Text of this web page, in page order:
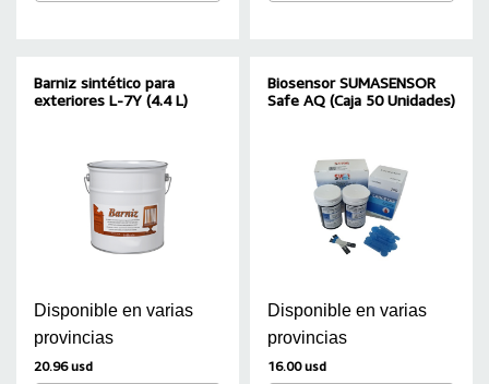
Barniz sintético para
exteriores L-7Y (4.4 L)
Disponible en varias
provincias
20.96 usd
Biosensor SUMASENSOR
Safe AQ (Caja 50 Unidades)
Disponible en varias
provincias
16.00 usd